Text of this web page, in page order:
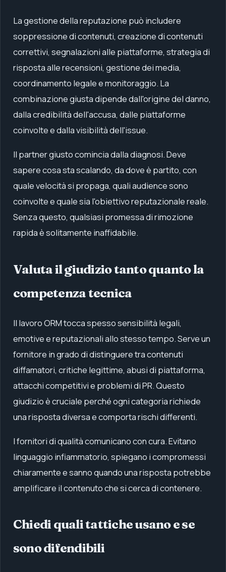
La gestione della reputazione può includere
soppressione di contenuti, creazione di contenuti
correttivi, segnalazioni alle piattaforme, strategia di
risposta alle recensioni, gestione dei media,
coordinamento legale e monitoraggio. La
combinazione giusta dipende dall'origine del danno,
dalla credibilità dell'accusa, dalle piattaforme
coinvolte e dalla visibilità dell'issue.
Il partner giusto comincia dalla diagnosi. Deve
sapere cosa sta scalando, da dove è partito, con
quale velocità si propaga, quali audience sono
coinvolte e quale sia l'obiettivo reputazionale reale.
Senza questo, qualsiasi promessa di rimozione
rapida è solitamente inaffidabile.
Valuta il giudizio tanto quanto la
competenza tecnica
Il lavoro ORM tocca spesso sensibilità legali,
emotive e reputazionali allo stesso tempo. Serve un
fornitore in grado di distinguere tra contenuti
diffamatori, critiche legittime, abusi di piattaforma,
attacchi competitivi e problemi di PR. Questo
giudizio è cruciale perché ogni categoria richiede
una risposta diversa e comporta rischi differenti.
I fornitori di qualità comunicano con cura. Evitano
linguaggio infiammatorio, spiegano i compromessi
chiaramente e sanno quando una risposta potrebbe
amplificare il contenuto che si cerca di contenere.
Chiedi quali tattiche usano e se
sono difendibili